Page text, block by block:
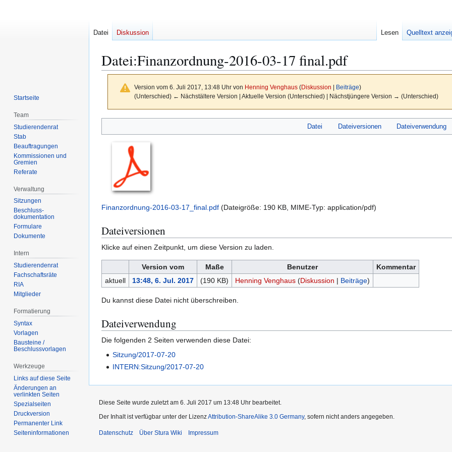
Datei:Finanzordnung-2016-03-17 final.pdf
Version vom 6. Juli 2017, 13:48 Uhr von Henning Venghaus (Diskussion Beiträge)
(Unterschied) ← Nächstältere Version | Aktuelle Version (Unterschied) | Nächstjüngere Version → (Unterschied)
Navigation
springen
Suche
springen
Datei Dateiversionen Dateiverwendung
Finanzordnung-2016-03-17_final.pdf (Dateigröße: 190 KB, MIME-Typ: application/pdf)
Dateiversionen
Klicke auf einen Zeitpunkt, um diese Version zu laden.
Version vom Maße Benutzer
Kommentar
aktuell
13:48, 6. Jul. 2017 (190 KB) Henning Venghaus (Diskussion | Beiträge)
Du kannst diese Datei nicht überschreiben.
Dateiverwendung
Die folgenden 2 Seiten verwenden diese Datei:
Sitzung/2017-07-20
INTERN:Sitzung/2017-07-20
Datei Diskussion Lesen Quelltext
Startseite
Team
Studierendenrat
Stab
Beauftragungen
Kommissionen und
Gremien
Referate
Verwaltung
Sitzungen
Beschluss-
dokumentation
Formulare
Dokumente
Intern
Studierendenrat
Fachschaftsräte
RIA
Mitglieder
Formatierung
Syntax
Vorlagen
Bausteine /
Beschlussvorlagen
Werkzeuge
Links auf diese Seite
Änderungen an
verlinkten Seiten
Spezialseiten
Druckversion
Permanenter Link
Seiten­­informationen
Diese Seite wurde zuletzt am 6. Juli 2017 um 13:48 Uhr bearbeitet.
Der Inhalt ist verfügbar unter der LizenzAttribution-ShareAlike 3.0 Germany, sofern nicht anders angegeben.
Datenschutz Über Stura Wiki Impressum